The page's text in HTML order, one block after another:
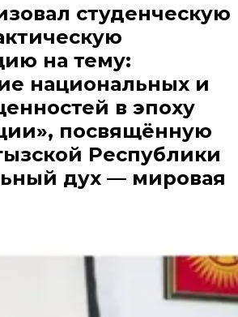
студенческую
на тему:
национальных и
в эпоху
посвящённую
Республики
дух — мировая